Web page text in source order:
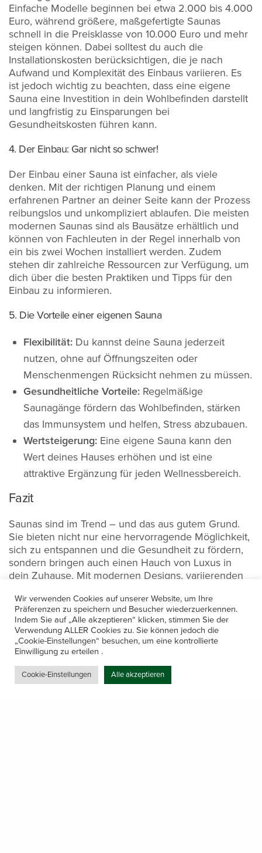
Einfache Modelle beginnen bei etwa 2.000 bis 4.000
Euro, während größere, maßgefertigte Saunas
schnell in die Preisklasse von 10.000 Euro und mehr
steigen können. Dabei solltest du auch die
Installationskosten berücksichtigen, die je nach
Aufwand und Komplexität des Einbaus variieren. Es
ist jedoch wichtig zu beachten, dass eine eigene
Sauna eine Investition in dein Wohlbefinden darstellt
und langfristig zu Einsparungen bei
Gesundheitskosten führen kann.
4. Der Einbau: Gar nicht so schwer!
Der Einbau einer Sauna ist einfacher, als viele
denken. Mit der richtigen Planung und einem
erfahrenen Partner an deiner Seite kann der Prozess
reibungslos und unkompliziert ablaufen. Die meisten
modernen Saunas sind als Bausätze erhältlich und
können von Fachleuten in der Regel innerhalb von
ein bis zwei Wochen installiert werden. Zudem
stehen dir zahlreiche Ressourcen zur Verfügung, um
dich über die besten Praktiken und Tipps für den
Einbau zu informieren.
5. Die Vorteile einer eigenen Sauna
Flexibilität: Du kannst deine Sauna jederzeit
nutzen, ohne auf Öffnungszeiten oder
Menschenmengen Rücksicht nehmen zu müssen.
Gesundheitliche Vorteile: Regelmäßige
Saunagänge fördern das Wohlbefinden, stärken
das Immunsystem und helfen, Stress abzubauen.
Wertsteigerung: Eine eigene Sauna kann den
Wert deines Hauses erhöhen und ist eine
attraktive Ergänzung für jeden Wellnessbereich.
Fazit
Saunas sind im Trend – und das aus gutem Grund.
Sie bieten nicht nur eine hervorragende Möglichkeit,
sich zu entspannen und die Gesundheit zu fördern,
sondern bringen auch einen Hauch von Luxus in
dein Zuhause. Mit modernen Designs, variierenden
deinen Wünschen zu gestalten, ist der Einbau einer
Sauna einfacher, als du denkst. Gönn dir das
Wohlfühlerlebnis, das eine eigene Sauna mit sich
bringt!
Wir sind dein objektiver und professioneller Partner.
Kontaktiere uns gerne mit deinen spezifischen
Wir verwenden Cookies auf unserer Website, um Ihre
Präferenzen zu speichern und Besucher wiederzuerkennen.
Indem Sie auf „Alle akzeptieren“ klicken, stimmen Sie der
Verwendung ALLER Cookies zu. Sie können jedoch die
„Cookie-Einstellungen“ besuchen, um eine kontrollierte
Einwilligung zu erteilen .
Cookie-Einstellungen Alle akzeptieren